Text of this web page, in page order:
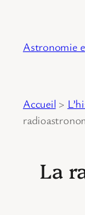
Astronomie
Accueil >
La